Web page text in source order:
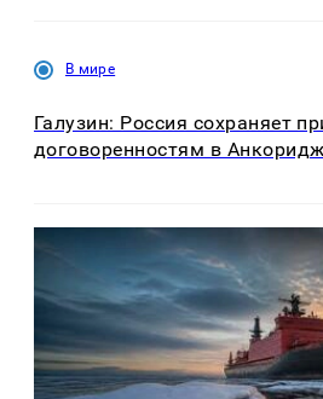
В мире
Галузин: Россия сохраняет
договоренностям в